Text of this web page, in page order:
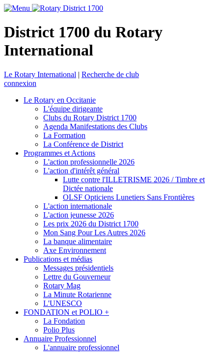
District 1700 du Rotary
International
Le Rotary International | Recherche de club
connexion
Le Rotary en Occitanie
L'équipe dirigeante
Clubs du Rotary District 1700
Agenda Manifestations des Clubs
La Formation
La Conférence de District
Programmes et Actions
L'action professionnelle 2026
L'action d'intérêt général
Lutte contre l'ILLETRISME 2026 / Timbre et
Dictée nationale
OLSF Opticiens Lunetiers Sans Frontières
L'action internationale
L'action jeunesse 2026
Les prix 2026 du District 1700
Mon Sang Pour Les Autres 2026
La banque alimentaire
Axe Environnement
Publications et médias
Messages présidentiels
Lettre du Gouverneur
Rotary Mag
La Minute Rotarienne
L'UNESCO
FONDATION et POLIO +
La Fondation
Polio Plus
Annuaire Professionnel
L'annuaire professionnel